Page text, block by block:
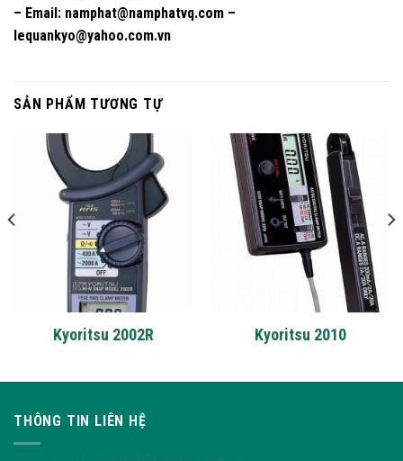
– Email: namphat@namphatvq.com –
lequankyo@yahoo.com.vn
SẢN PHẨM TƯƠNG TỰ
Kyoritsu 2002R Kyoritsu 2010
THÔNG TIN LIÊN HỆ